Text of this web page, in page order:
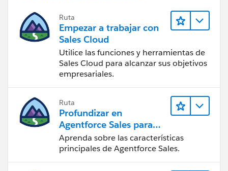
Ruta
Empezar a trabajar con
Sales Cloud
Utilice las funciones y herramientas de
Sales Cloud para alcanzar sus objetivos
empresariales.
Ruta
Profundizar en
Agentforce Sales para
administradores
Aprenda sobre las características
principales de Agentforce Sales.